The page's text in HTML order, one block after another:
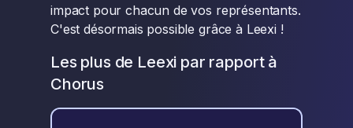
impact pour chacun de vos représentants.
C'est désormais possible grâce à Leexi !
Les plus de Leexi par rapport à
Chorus